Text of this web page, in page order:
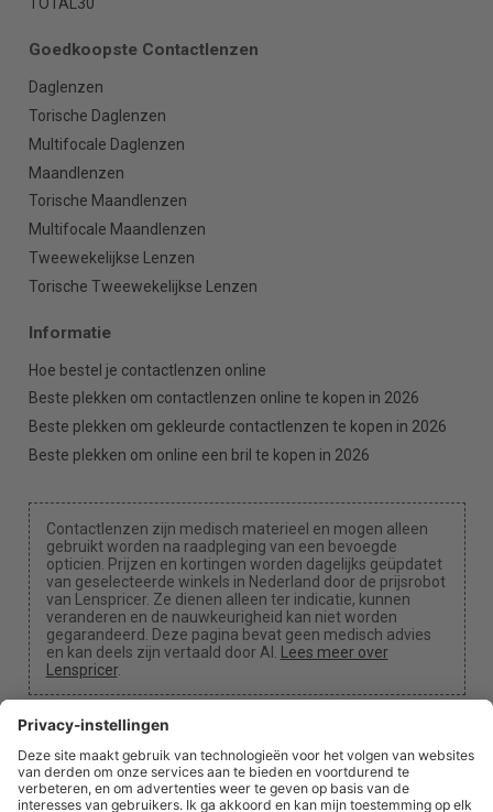
TOTAL30
Goedkoopste Contactlenzen
Daglenzen
Torische Daglenzen
Multifocale Daglenzen
Maandlenzen
Torische Maandlenzen
Multifocale Maandlenzen
Tweewekelijkse Lenzen
Torische Tweewekelijkse Lenzen
Informatie
Hoe bestel je contactlenzen online
Beste plekken om contactlenzen online te kopen in 2026
Beste plekken om gekleurde contactlenzen te kopen in 2026
Beste plekken om online een bril te kopen in 2026
Contactlenzen zijn medisch materieel en mogen alleen
gebruikt worden na raadpleging van een bevoegde
opticien. Prijzen en kortingen worden dagelijks geüpdatet
van geselecteerde winkels in Nederland door de prijsrobot
van Lenspricer. Ze dienen alleen ter indicatie, kunnen
veranderen en de nauwkeurigheid kan niet worden
gegarandeerd. Deze pagina bevat geen medisch advies
en kan deels zijn vertaald door AI.
Lees meer over
Lenspricer.
Cookie-instellingen